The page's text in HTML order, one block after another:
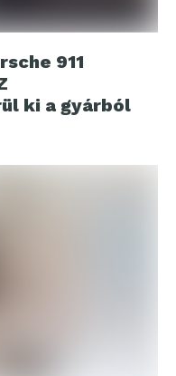
911
ki a gyárból